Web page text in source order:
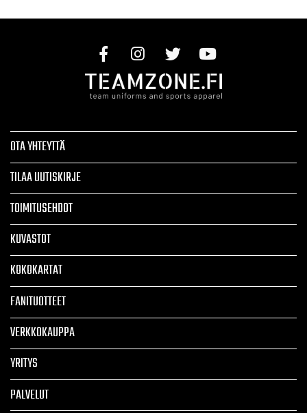
OTA YHTEYTTÄ
TILAA UUTISKIRJE
TOIMITUSEHDOT
KUVASTOT
KOKOKARTAT
FANITUOTTEET
VERKKOKAUPPA
YRITYS
PALVELUT